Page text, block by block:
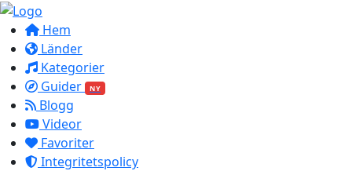
Hem
Länder
Kategorier
Guider
NY
Blogg
Videor
Favoriter
Integritetspolicy